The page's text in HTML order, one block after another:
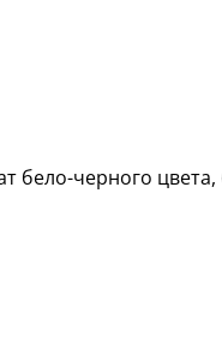
бело-черного